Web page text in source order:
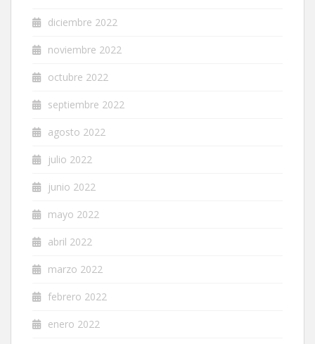
diciembre 2022
noviembre 2022
octubre 2022
septiembre 2022
agosto 2022
julio 2022
junio 2022
mayo 2022
abril 2022
marzo 2022
febrero 2022
enero 2022